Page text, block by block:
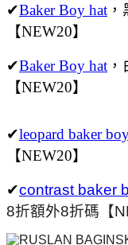
✔Baker Boy hat
【NEW20】
✔Baker Boy hat
【NEW20】
✔leopard baker
【NEW20】
✔contrast baker
8折額外8折碼【